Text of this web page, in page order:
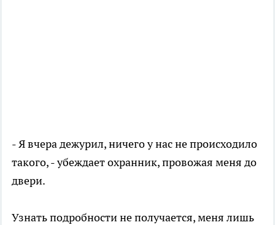
- Я вчера дежурил, ничего у нас не происходило
такого, - убеждает охранник, провожая меня до
двери.
Узнать подробности не получается, меня лишь